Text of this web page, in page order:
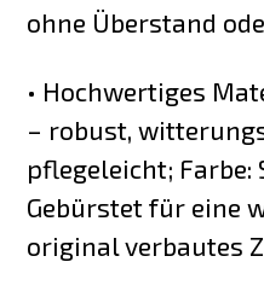
ohne Überstand
• Hochwertiges
– robust,
pflegeleicht; Farbe:
Gebürstet für eine
original verbautes